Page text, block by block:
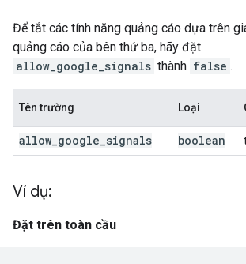
Để tắt các tính năng quảng cáo dựa trên
quảng cáo của bên thứ ba, hãy đặt
allow_google_signals thành false .
Tên trường Loại
allow google signals boolean
Ví dụ:
Đặt trên toàn cầu